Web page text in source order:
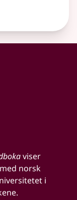
viser
norsk
i